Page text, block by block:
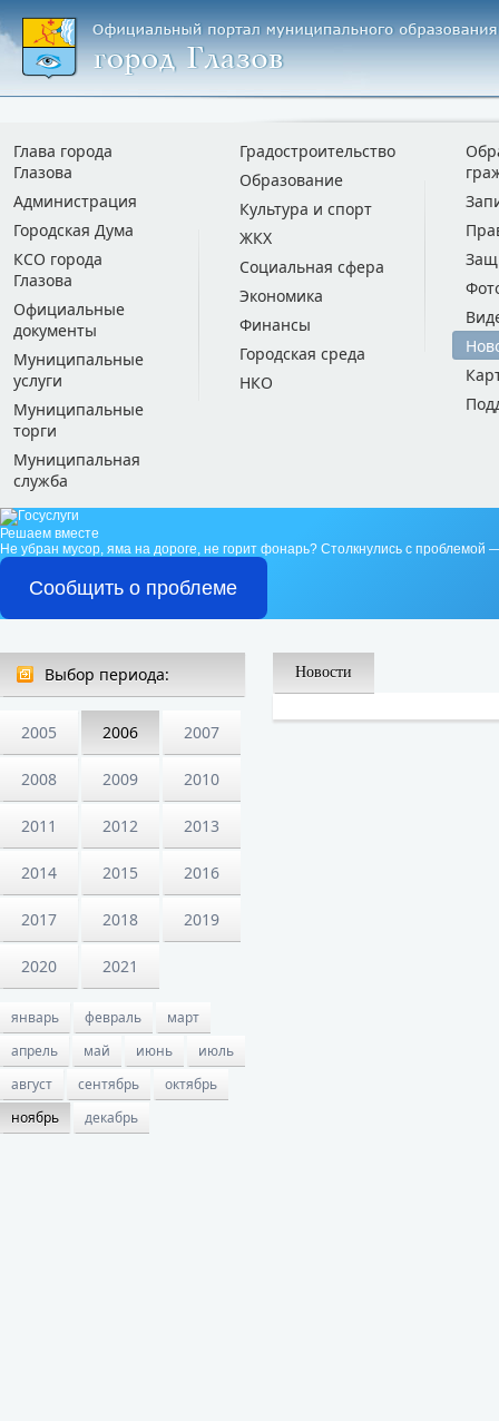
Глава города
Глазова
Администрация
Городская Дума
КСО города
Глазова
Официальные
документы
Муниципальные
услуги
Муниципальные
торги
Муниципальная
служба
Градостроительство
Образование
Культура и спорт
ЖКХ
Социальная сфера
Экономика
Финансы
Городская среда
НКО
Решаем вместе
Не убран мусор, яма на дороге, не горит фонарь? Столкнулись с проблемой
Сообщить о проблеме
Выбор периода:
2005 2006 2007
2008 2009 2010
2011 2012 2013
2014 2015 2016
2017 2018 2019
2020 2021
январь февраль
март
апрель
май июнь
июль
август
сентябрь
октябрь
ноябрь
декабрь
Новости